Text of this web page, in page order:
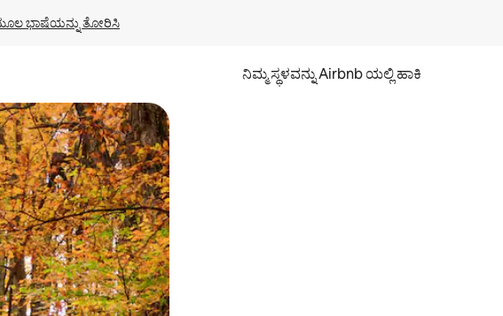
ಭಾಷೆಯನ್ನು ತೋರಿಸಿ
ನಿಮ್ಮ ಸ್ಥಳವನ್ನು Airbnb ಯಲ್ಲಿ ಹಾಕಿ